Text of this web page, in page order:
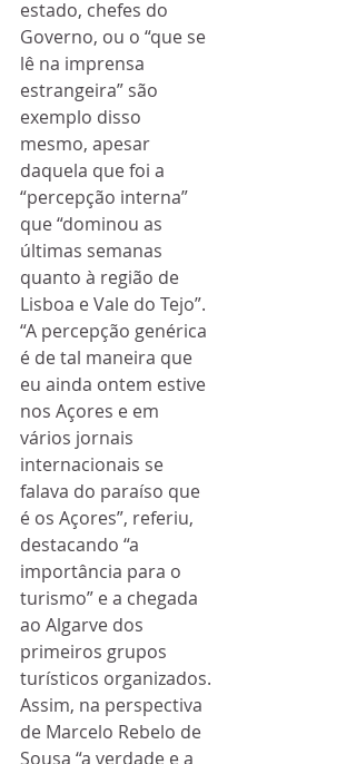
estado, chefes do
Governo, ou o “que se
lê na imprensa
estrangeira” são
exemplo disso
mesmo, apesar
daquela que foi a
“percepção interna”
que “dominou as
últimas semanas
quanto à região de
Lisboa e Vale do Tejo”.
“A percepção genérica
é de tal maneira que
eu ainda ontem estive
nos Açores e em
vários jornais
internacionais se
falava do paraíso que
é os Açores”, referiu,
destacando “a
importância para o
turismo” e a chegada
ao Algarve dos
primeiros grupos
turísticos organizados.
Assim, na perspectiva
de Marcelo Rebelo de
Sousa “a verdade e a